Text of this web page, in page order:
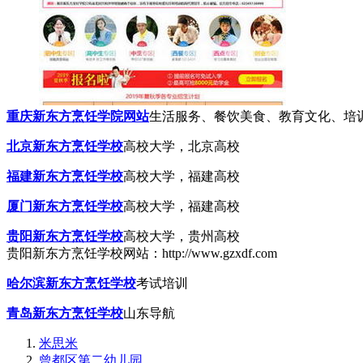
重庆新东方烹饪学院网站生活服务、餐饮美食、教育文化、培
北京新东方烹饪学校高校大学，北京高校
福建新东方烹饪学校高校大学，福建高校
厦门新东方烹饪学校高校大学，福建高校
贵阳新东方烹饪学校高校大学，贵州高校
贵阳新东方烹饪学校网站：http://www.gzxdf.com
哈尔滨新东方烹饪学校考试培训
青岛新东方烹饪学校山东导航
米思米
曾都区第二幼儿园